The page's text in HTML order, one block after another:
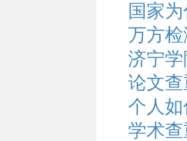
国家
万方
济宁
论文
个人
学术